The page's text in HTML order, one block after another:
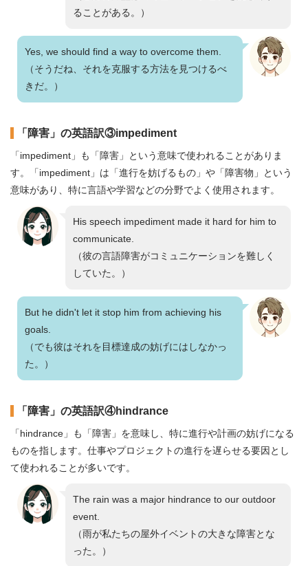
ることがある。）
Yes, we should find a way to overcome them.
（そうだね、それを克服する方法を見つけるべ
きだ。）
「障害」の英語訳③impediment
「impediment」も「障害」という意味で使われることがありま
す。「impediment」は「進行を妨げるもの」や「障害物」という
意味があり、特に言語や学習などの分野でよく使用されます。
His speech impediment made it hard for him to
communicate.
（彼の言語障害がコミュニケーションを難しく
していた。）
But he didn't let it stop him from achieving his
goals.
（でも彼はそれを目標達成の妨げにはしなかっ
た。）
「障害」の英語訳④hindrance
「hindrance」も「障害」を意味し、特に進行や計画の妨げになる
ものを指します。仕事やプロジェクトの進行を遅らせる要因とし
て使われることが多いです。
The rain was a major hindrance to our outdoor
event.
（雨が私たちの屋外イベントの大きな障害とな
った。）